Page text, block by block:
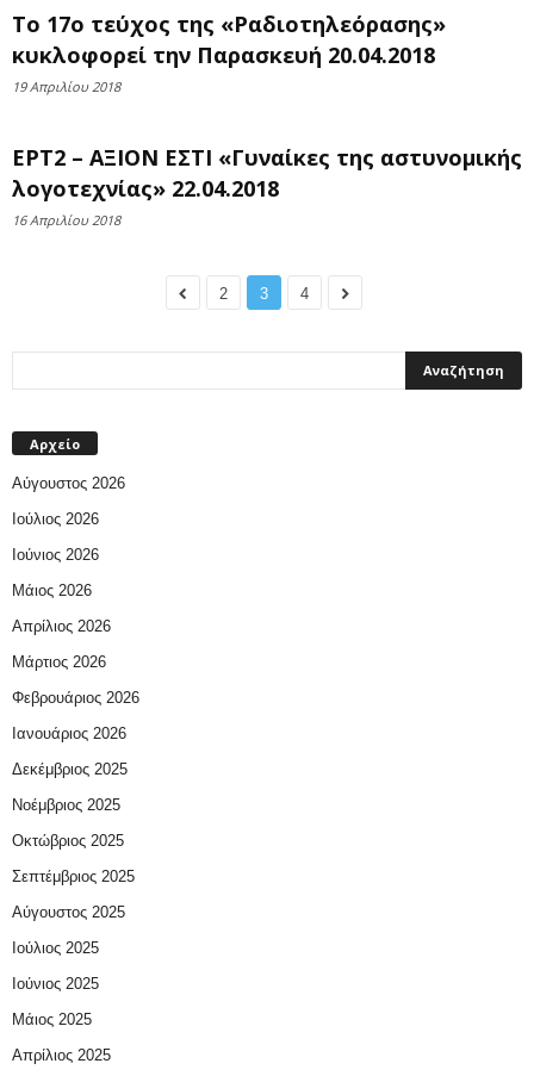
To 17ο τεύχος της «Ραδιοτηλεόρασης»
κυκλοφορεί την Παρασκευή 20.04.2018
19 Απριλίου 2018
ΕΡΤ2 – ΑΞΙΟΝ ΕΣΤΙ «Γυναίκες της αστυνομικής
λογοτεχνίας» 22.04.2018
16 Απριλίου 2018
2 3 4
Αρχείο
Αύγουστος 2026
Ιούλιος 2026
Ιούνιος 2026
Μάιος 2026
Απρίλιος 2026
Μάρτιος 2026
Φεβρουάριος 2026
Ιανουάριος 2026
Δεκέμβριος 2025
Νοέμβριος 2025
Οκτώβριος 2025
Σεπτέμβριος 2025
Αύγουστος 2025
Ιούλιος 2025
Ιούνιος 2025
Μάιος 2025
Απρίλιος 2025